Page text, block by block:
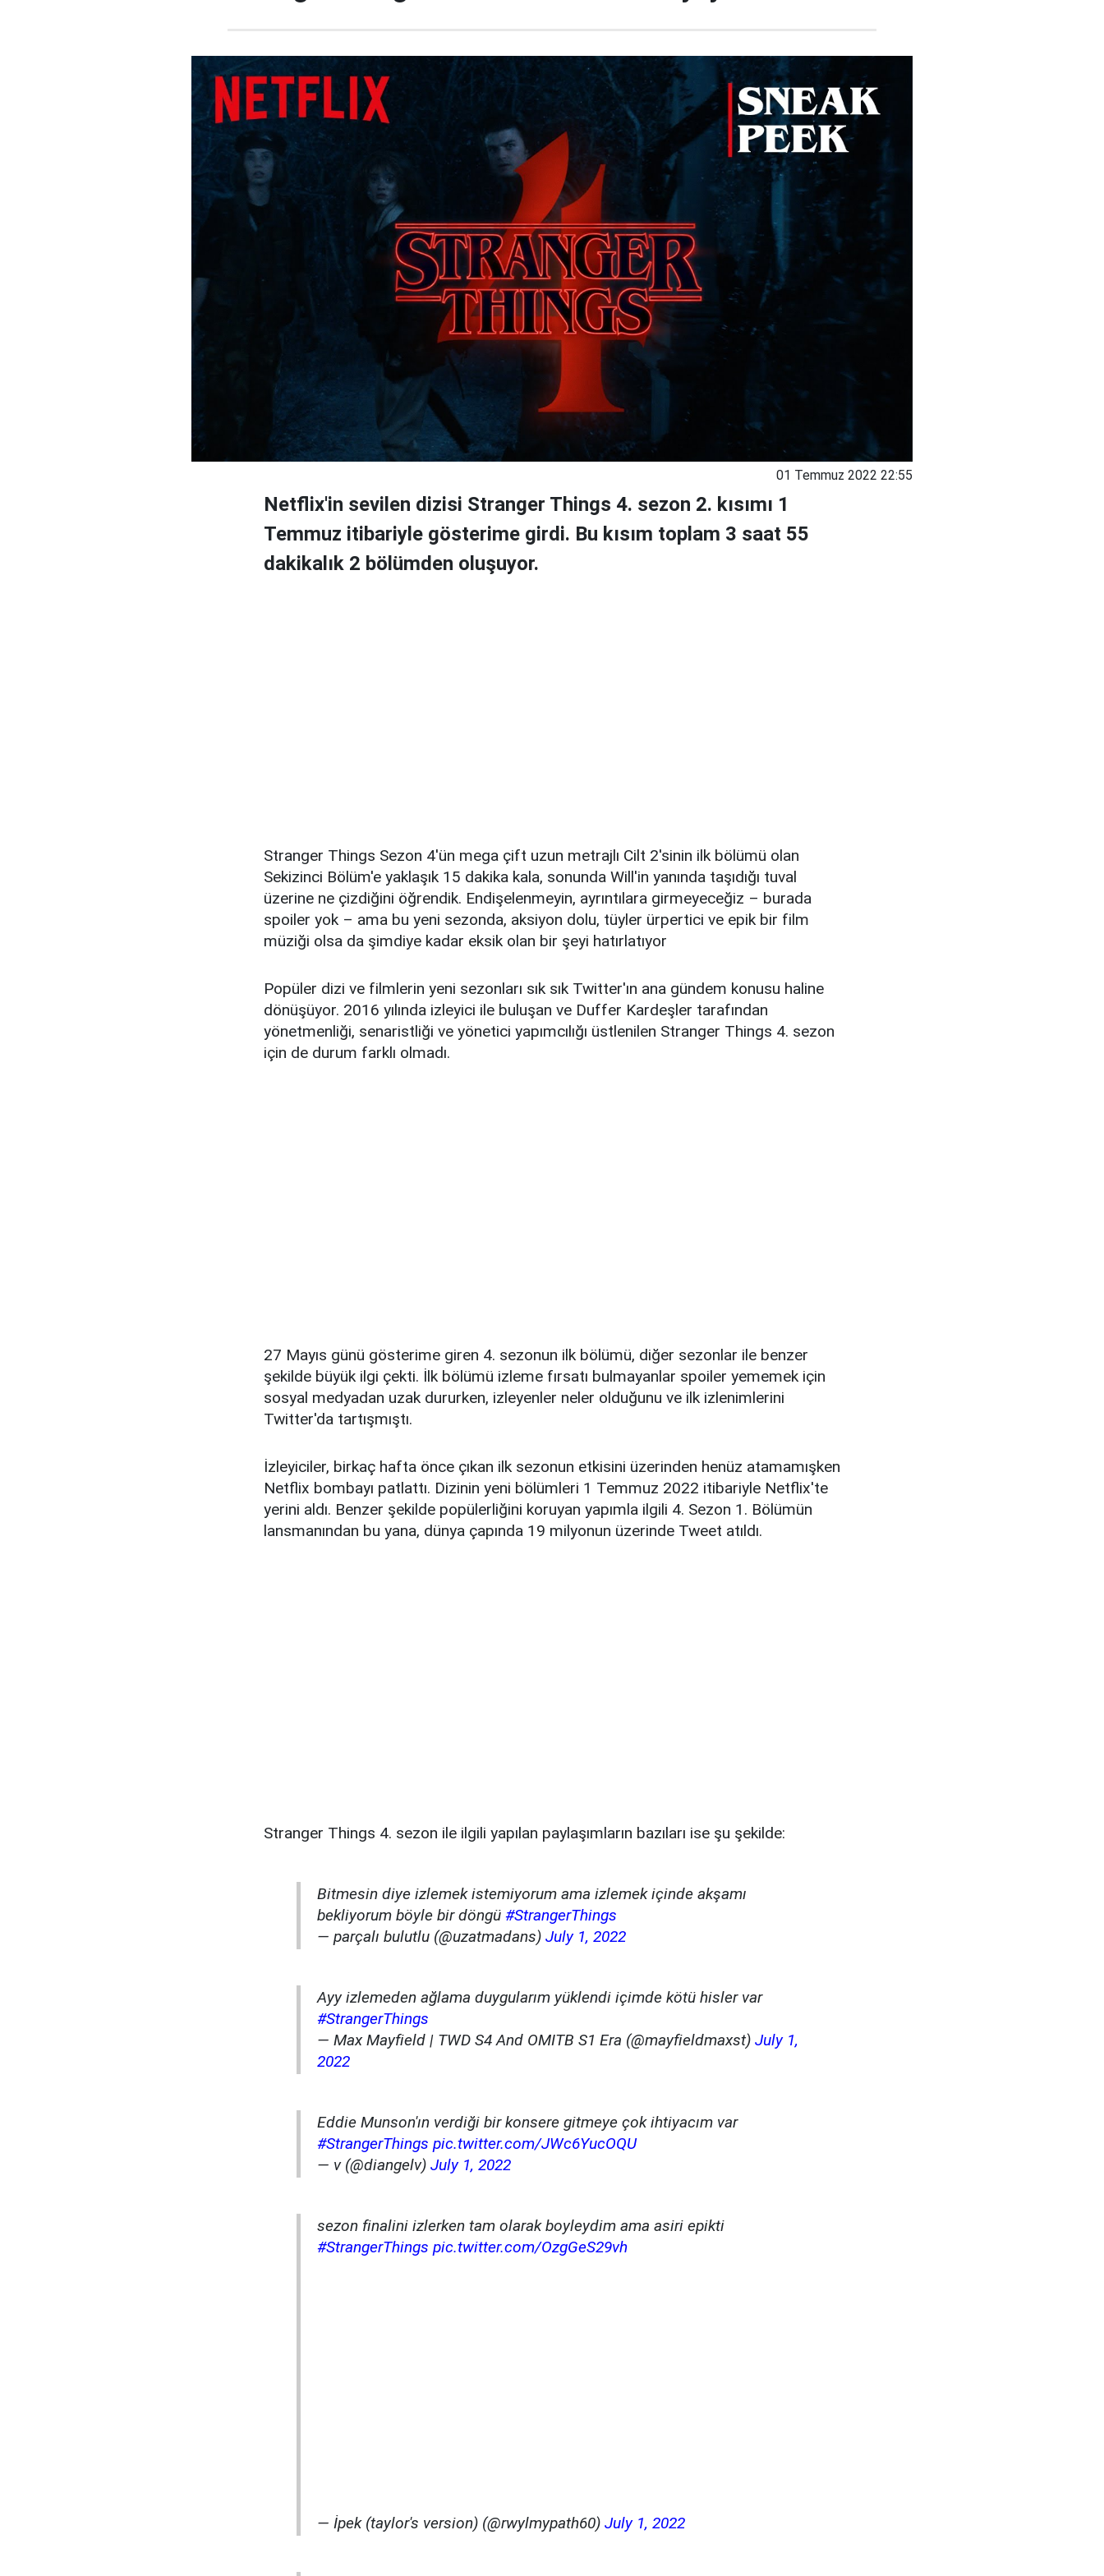
01 Temmuz 2022 22:55
Netflix'in sevilen dizisi Stranger Things 4. sezon 2. kısımı 1
Temmuz itibariyle gösterime girdi. Bu kısım toplam 3 saat 55
dakikalık 2 bölümden oluşuyor.
Stranger Things Sezon 4'ün mega çift uzun metrajlı Cilt 2'sinin ilk bölümü olan
Sekizinci Bölüm'e yaklaşık 15 dakika kala, sonunda Will'in yanında taşıdığı tuval
üzerine ne çizdiğini öğrendik. Endişelenmeyin, ayrıntılara girmeyeceğiz – burada
spoiler yok – ama bu yeni sezonda, aksiyon dolu, tüyler ürpertici ve epik bir film
müziği olsa da şimdiye kadar eksik olan bir şeyi hatırlatıyor
Popüler dizi ve filmlerin yeni sezonları sık sık Twitter'ın ana gündem konusu haline
dönüşüyor. 2016 yılında izleyici ile buluşan ve Duffer Kardeşler tarafından
yönetmenliği, senaristliği ve yönetici yapımcılığı üstlenilen Stranger Things 4. sezon
için de durum farklı olmadı.
27 Mayıs günü gösterime giren 4. sezonun ilk bölümü, diğer sezonlar ile benzer
şekilde büyük ilgi çekti. İlk bölümü izleme fırsatı bulmayanlar spoiler yememek için
sosyal medyadan uzak dururken, izleyenler neler olduğunu ve ilk izlenimlerini
Twitter'da tartışmıştı.
İzleyiciler, birkaç hafta önce çıkan ilk sezonun etkisini üzerinden henüz atamamışken
Netflix bombayı patlattı. Dizinin yeni bölümleri 1 Temmuz 2022 itibariyle Netflix'te
yerini aldı. Benzer şekilde popülerliğini koruyan yapımla ilgili 4. Sezon 1. Bölümün
lansmanından bu yana, dünya çapında 19 milyonun üzerinde Tweet atıldı.
Stranger Things 4. sezon ile ilgili yapılan paylaşımların bazıları ise şu şekilde:
Bitmesin diye izlemek istemiyorum ama izlemek içinde akşamı
bekliyorum böyle bir döngü #StrangerThings
— parçalı bulutlu (@uzatmadans) July 1, 2022
Ayy izlemeden ağlama duygularım yüklendi içimde kötü hisler var
#StrangerThings
— Max Mayfield | TWD S4 And OMITB S1 Era (@mayfieldmaxst) July 1,
2022
Eddie Munson'ın verdiği bir konsere gitmeye çok ihtiyacım var
#StrangerThings pic.twitter.com/JWc6YucOQU
— v (@diangelv) July 1, 2022
sezon finalini izlerken tam olarak boyleydim ama asiri epikti
#StrangerThings pic.twitter.com/OzgGeS29vh
— İpek (taylor's version) (@rwylmypath60) July 1, 2022